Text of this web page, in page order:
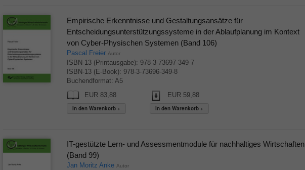
Empirische Erkenntnisse und Gestaltungsansätze für
Entscheidungsunterstützungssysteme in der Ablaufplanung im Kontext
von Cyber-Physischen Systemen (Band 106)
Pascal Freier Autor
ISBN-13 (Printausgabe): 978-3-73697-349-7
ISBN-13 (E-Book): 978-3-73696-349-8
Buchendformat: A5
EUR 83,88
EUR 59,88
IT-gestützte Lern- und Assessmentmodule für nachhaltiges Wirtschaften
(Band 99)
Jan Moritz Anke Autor